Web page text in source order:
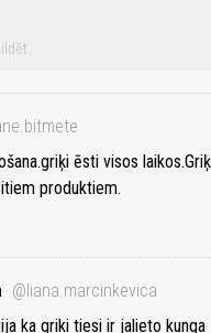
ēsti visos
produktiem.
@liana.marcinkevica
ka griki tiesi ir jalieto kunga